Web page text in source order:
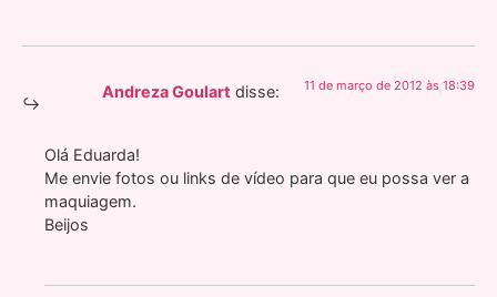
Andreza Goulart disse: 11 de março de 2012 às 18:39
Olá Eduarda!
Me envie fotos ou links de vídeo para que eu possa ver a
maquiagem.
Beijos